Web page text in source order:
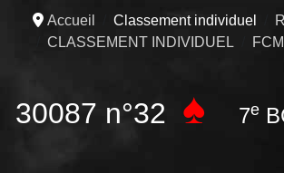
Accueil Classement individuel
CLASSEMENT INDIVIDUEL
30087 n°32 ♠ 7e